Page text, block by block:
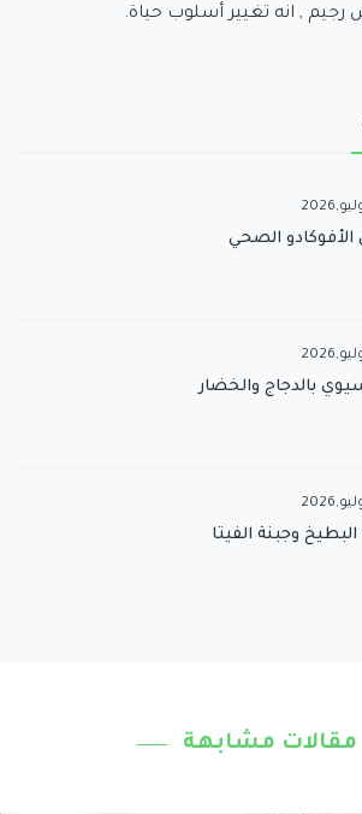
رجيم , انه تغيير أسلوب حياة.
الصحي
بالدجاج والخضار
وجبنة الفيتا
مقالات مشابهة